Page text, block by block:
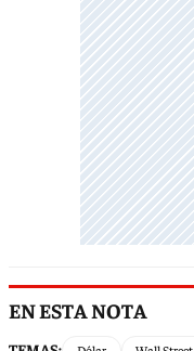
EN ESTA NOTA